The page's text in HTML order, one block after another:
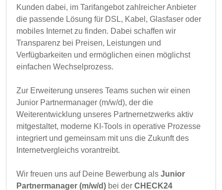
Kunden dabei, im Tarifangebot zahlreicher Anbieter
die passende Lösung für DSL, Kabel, Glasfaser oder
mobiles Internet zu finden. Dabei schaffen wir
Transparenz bei Preisen, Leistungen und
Verfügbarkeiten und ermöglichen einen möglichst
einfachen Wechselprozess.
Zur Erweiterung unseres Teams suchen wir einen
Junior Partnermanager (m/w/d), der die
Weiterentwicklung unseres Partnernetzwerks aktiv
mitgestaltet, moderne KI-Tools in operative Prozesse
integriert und gemeinsam mit uns die Zukunft des
Internetvergleichs vorantreibt.
Wir freuen uns auf Deine Bewerbung als Junior
Partnermanager (m/w/d) bei der CHECK24